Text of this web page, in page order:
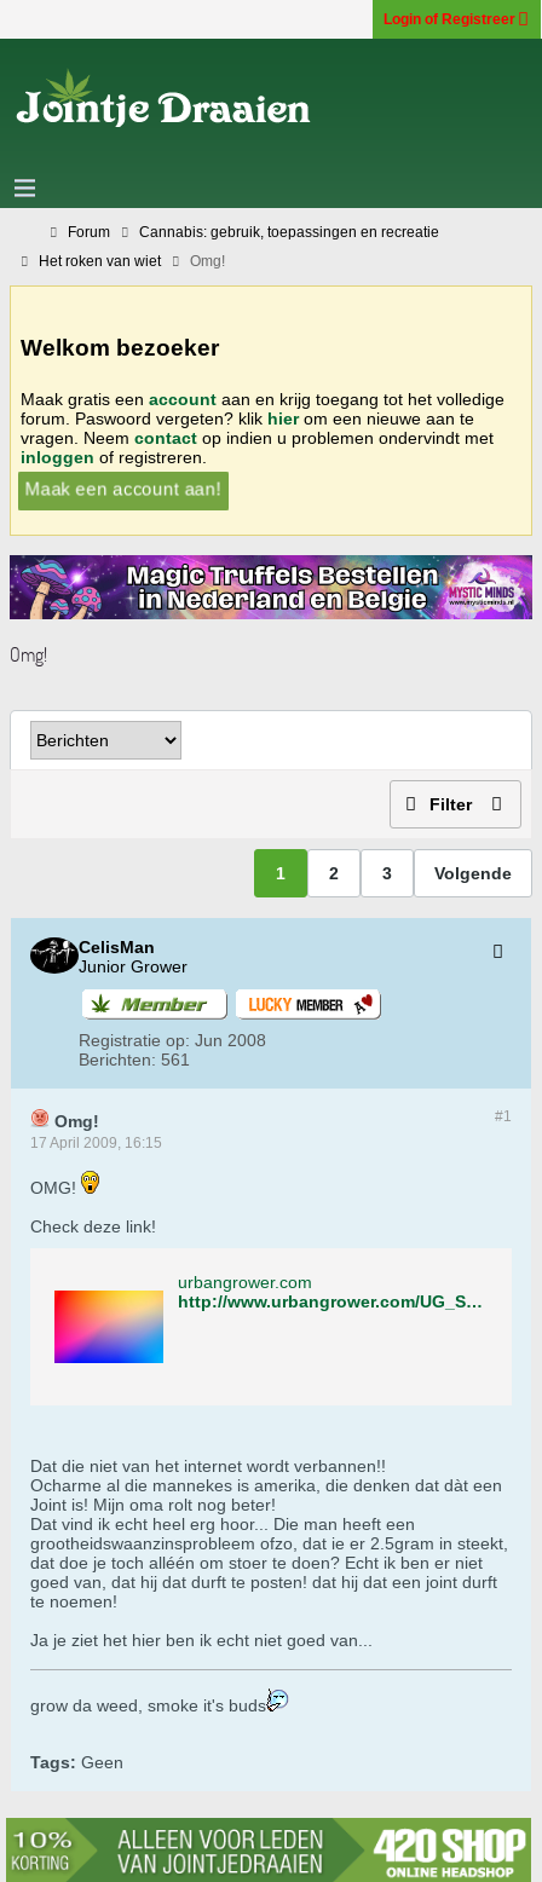
Login of Registreer
Forum
Cannabis: gebruik, toepassingen en recreatie
Het roken van wiet
Omg!
Welkom bezoeker
Maak gratis een account aan en krijg toegang tot het volledige
forum. Paswoord vergeten? klik hierom een nieuwe aan te
vragen. Neem contact op indien u problemen ondervindt met
inloggen of registreren.
Maak een account aan!
Omg!
Filter
1 2 3 Volgende
CelisMan
Junior Grower
Registratie op: Jun 2008
Berichten: 561
#1
Omg!
17 April 2009, 16:15
OMG!
Check deze link!
urbangrower.com
http://www.urbangrower.com/UG_Show_35_Joint_Rolling.html
Dat die niet van het internet wordt verbannen!!
Ocharme al die mannekes is amerika, die denken dat dàt een
Joint is! Mijn oma rolt nog beter!
Dat vind ik echt heel erg hoor... Die man heeft een
grootheidswaanzinsprobleem ofzo, dat ie er 2.5gram in steekt,
dat doe je toch alléén om stoer te doen? Echt ik ben er niet
goed van, dat hij dat durft te posten! dat hij dat een joint durft
te noemen!
Ja je ziet het hier ben ik echt niet goed van...
grow da weed, smoke it's buds
Tags: Geen